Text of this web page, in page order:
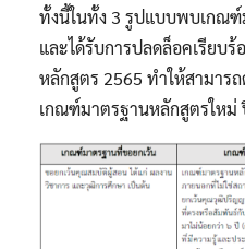
ทั้งนี้ในทั้ง 3 รูปแบบพบเกณ
และได้รับการปลดล็อคเรียบ
หลักสูตร 2565 ทำให้สามาร
เกณฑ์มาตรฐานหลักสูตรใหม่